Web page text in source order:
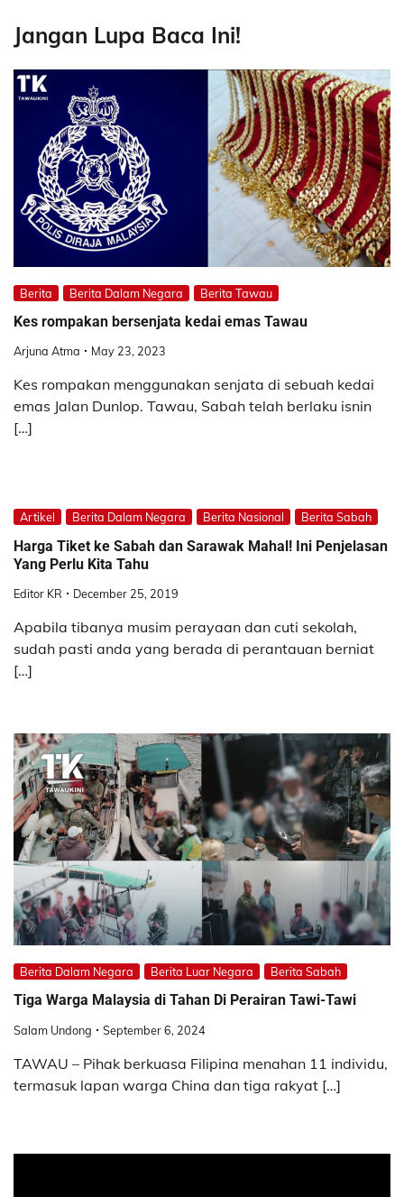
Jangan Lupa Baca Ini!
Berita Berita Dalam Negara Berita Tawau
Kes rompakan bersenjata kedai emas Tawau
Arjuna Atma May 23, 2023
Kes rompakan menggunakan senjata di sebuah kedai
emas Jalan Dunlop. Tawau, Sabah telah berlaku isnin
[…]
Artikel Berita Dalam Negara Berita Nasional Berita Sabah
Harga Tiket ke Sabah dan Sarawak Mahal! Ini Penjelasan
Yang Perlu Kita Tahu
Editor KR December 25, 2019
Apabila tibanya musim perayaan dan cuti sekolah,
sudah pasti anda yang berada di perantauan berniat
[…]
Berita Dalam Negara Berita Luar Negara Berita Sabah
Tiga Warga Malaysia di Tahan Di Perairan Tawi-Tawi
Salam Undong September 6, 2024
TAWAU – Pihak berkuasa Filipina menahan 11 individu,
termasuk lapan warga China dan tiga rakyat […]